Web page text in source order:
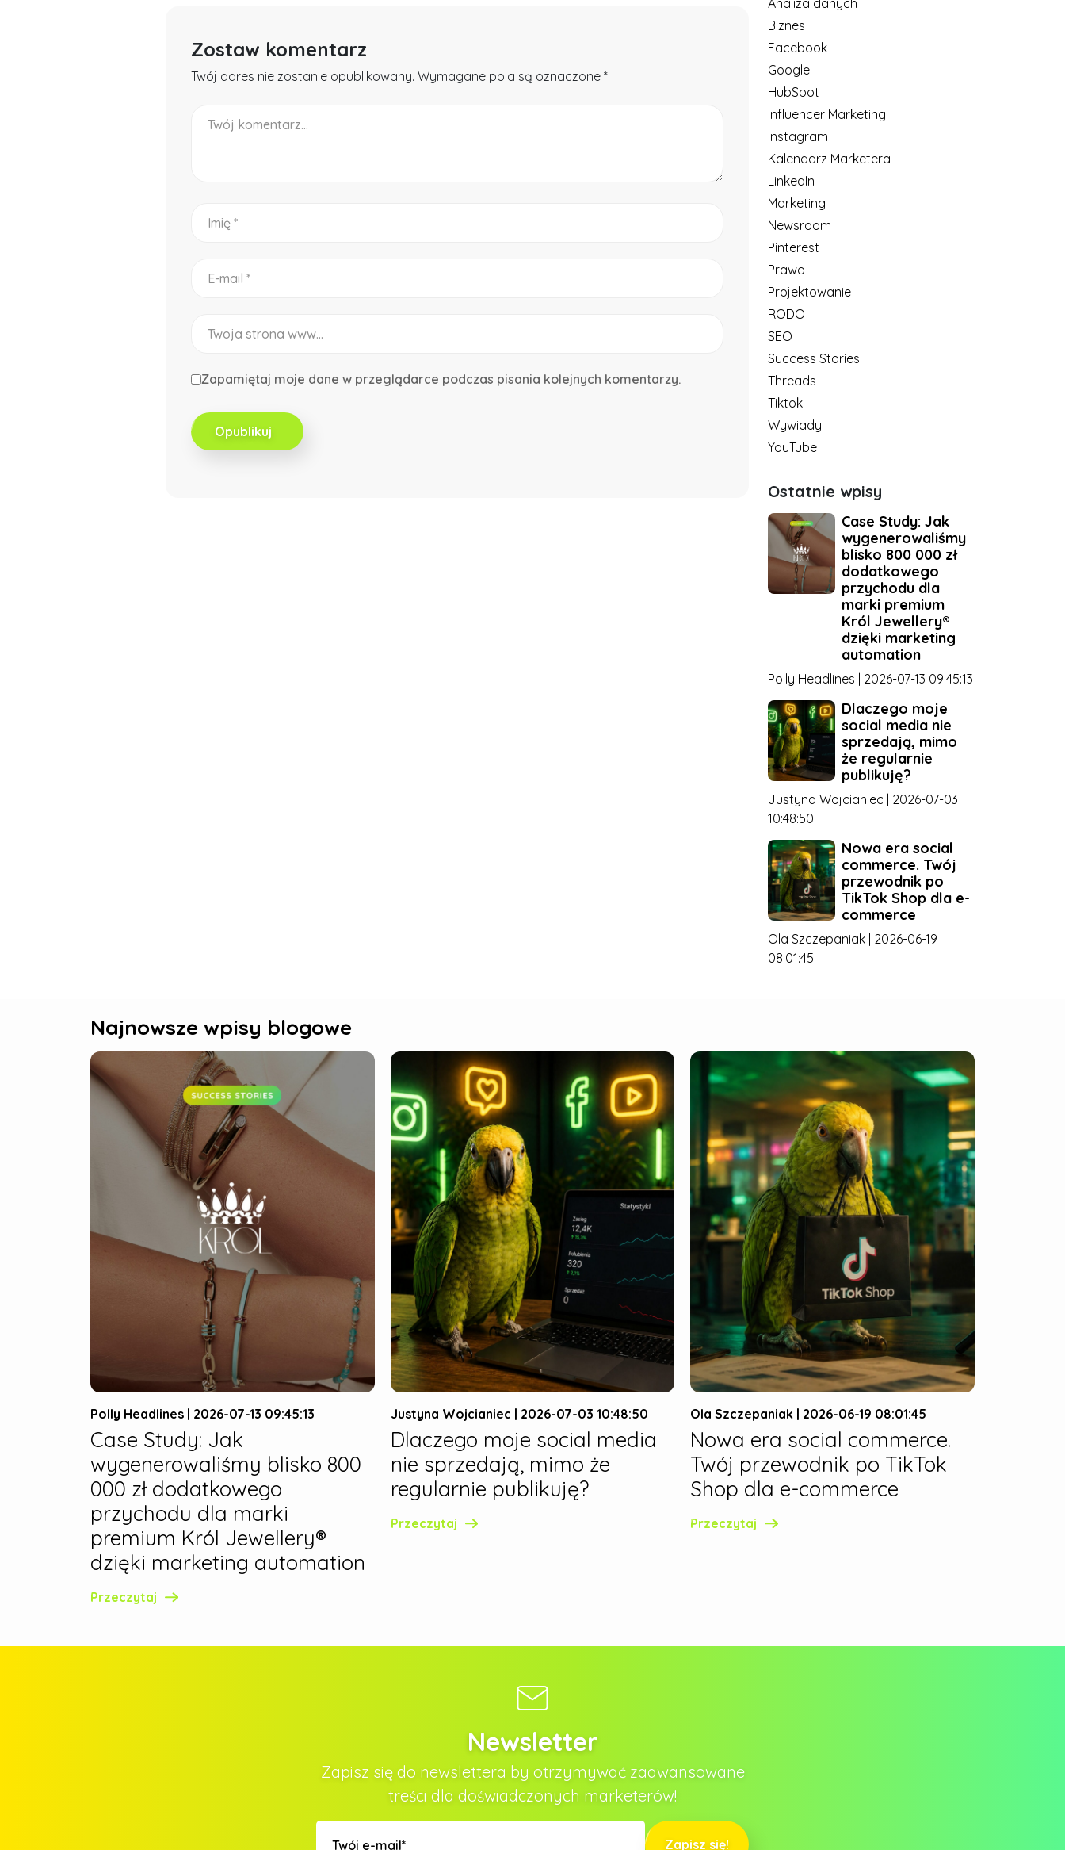
Zostaw komentarz
Twój adres nie zostanie opublikowany. Wymagane pola są oznaczone *
Zapamiętaj moje dane w przeglądarce podczas pisania kolejnych komentarzy.
Opublikuj
Analiza danych
Biznes
Facebook
Google
HubSpot
Influencer Marketing
Instagram
Kalendarz Marketera
LinkedIn
Marketing
Newsroom
Pinterest
Prawo
Projektowanie
RODO
SEO
Success Stories
Threads
Tiktok
Wywiady
YouTube
Ostatnie wpisy
Case Study: Jak
wygenerowaliśmy
blisko 800 000 zł
dodatkowego
przychodu dla
marki premium
Król Jewellery®
dzięki marketing
automation
Polly Headlines | 2026-07-13 09:45:13
Dlaczego moje
social media nie
sprzedają, mimo
że regularnie
publikuję?
Justyna Wojcianiec | 2026-07-03
10:48:50
Nowa era social
commerce. Twój
przewodnik po
TikTok Shop dla e-
commerce
Ola Szczepaniak | 2026-06-19
08:01:45
Najnowsze wpisy blogowe
Polly Headlines | 2026-07-13 09:45:13
Case Study: Jak
wygenerowaliśmy blisko 800
000 zł dodatkowego
przychodu dla marki
premium Król Jewellery®
dzięki marketing automation
Przeczytaj
Justyna Wojcianiec | 2026-07-03 10:48:50
Dlaczego moje social media
nie sprzedają, mimo że
regularnie publikuję?
Przeczytaj
Ola Szczepaniak | 2026-06-19 08:01:45
Nowa era social commerce.
Twój przewodnik po TikTok
Shop dla e-commerce
Przeczytaj
Newsletter
Zapisz się do newslettera by otrzymywać zaawansowane
treści dla doświadczonych marketerów!
Zapisz się!